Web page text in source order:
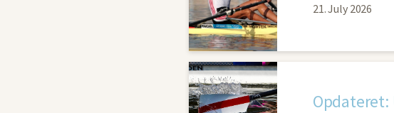
21. July 2026
Opdateret: